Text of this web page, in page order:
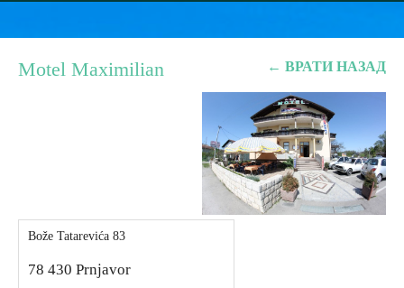
← ВРАТИ НАЗАД
Motel Maximilian
Bože Tatarevića 83
78 430 Prnjavor